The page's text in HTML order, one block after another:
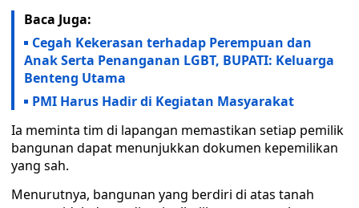
Baca Juga:
Cegah Kekerasan terhadap Perempuan dan
Anak Serta Penanganan LGBT, BUPATI: Keluarga
Benteng Utama
PMI Harus Hadir di Kegiatan Masyarakat
Ia meminta tim di lapangan memastikan setiap pemilik
bangunan dapat menunjukkan dokumen kepemilikan
yang sah.
Menurutnya, bangunan yang berdiri di atas tanah